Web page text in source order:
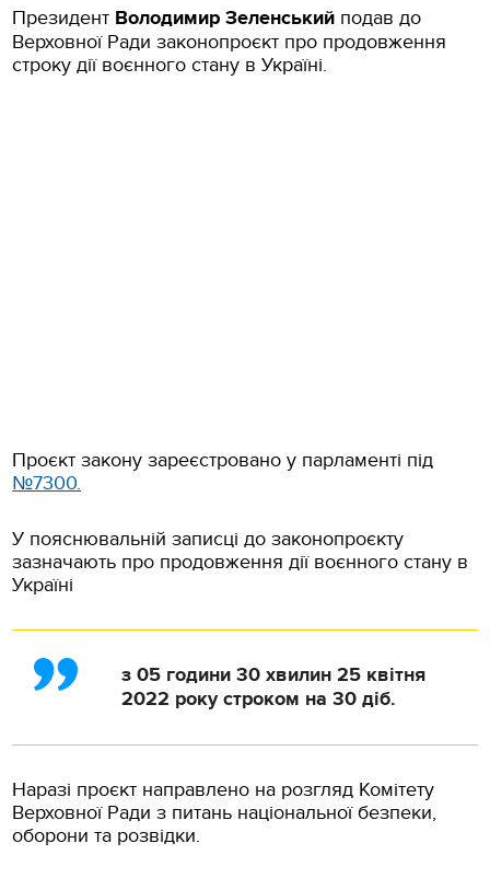
Президент Володимир Зеленський подав до
Верховної Ради законопроєкт про продовження
строку дії воєнного стану в Україні.
Проєкт закону зареєстровано у парламенті під
№7300.
У пояснювальній записці до законопроєкту
зазначають про продовження дії воєнного стану в
Україні
з 05 години 30 хвилин 25 квітня
2022 року строком на 30 діб.
Наразі проєкт направлено на розгляд Комітету
Верховної Ради з питань національної безпеки,
оборони та розвідки.